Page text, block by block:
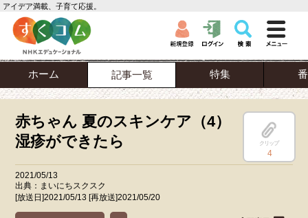
アイデア満載、子育て応援。
ホーム 記事一覧 特集
赤ちゃん 夏のスキンケア（4）
湿疹ができたら
クリップ
4
2021/05/13
出典：まいにちスクスク
[放送日]2021/05/13 [再放送]2021/05/20